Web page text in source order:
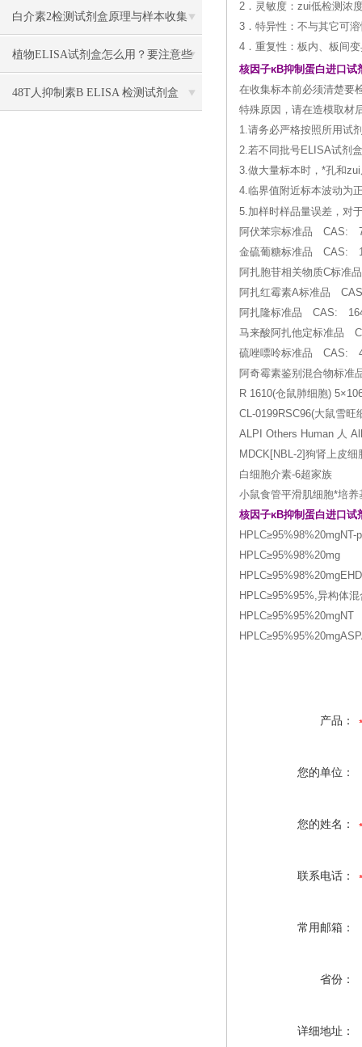
类别
白介素2检测试剂盒原理与样本收集
植物ELISA试剂盒怎么用？要注意些
什么？
48T人抑制素B ELISA 检测试剂盒
2．灵敏度：zui低检测浓
3．特异性：不与其它可
4．重复性：板内、板间
核因子κB抑制蛋白进口试
在收集标本前必须清楚要
特殊原因，请在造模取材
1.请务必严格按照所用试
2.若不同批号ELISA试剂
3.做大量标本时，*孔和
4.临界值附近标本波动为
5.加样时样品量误差，对
阿伏苯宗标准品 CAS:
金硫葡糖标准品 CAS:
阿扎胞苷相关物质C
阿扎红霉素A标准品
阿扎隆标准品 CAS:
马来酸阿扎他定标准品
硫唑嘌呤标准品 CAS:
阿奇霉素鉴别混合物
R 1610(仓鼠肺细胞)
CL-0199RSC96(大鼠雪
ALPI Others Human 人
MDCK[NBL-2]狗肾上皮
白细胞介素-6超家族
小鼠食管平滑肌细胞*培养
核因子κB抑制蛋白进口试
HPLC≥95%98%20mgNT-
HPLC≥95%98%20mg
HPLC≥95%95%,异构体
HPLC≥95%95%20mgNT
产品：
您的单位：
您的姓名：
联系电话：
常用邮箱：
省份：
详细地址：